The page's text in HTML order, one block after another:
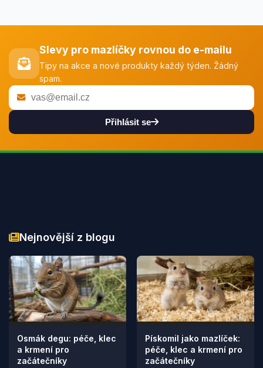
Slevy pro mazlíčky rovnou do e-mailu
Tipy na akce a nové produkty každý týden. Žádný
spam.
Přihlásit se
Nejnovější z blogu
Osmák degu: péče, klec
a krmení pro
začátečníky
Pískomil jako mazlíček:
péče, klec a krmení pro
začátečníky